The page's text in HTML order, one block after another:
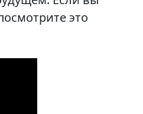
это